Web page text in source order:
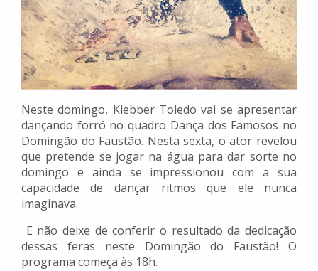
Neste domingo, Klebber Toledo vai se apresentar
dançando forró no quadro Dança dos Famosos no
Domingão do Faustão. Nesta sexta, o ator revelou
que pretende se jogar na água para dar sorte no
domingo e ainda se impressionou com a sua
capacidade de dançar ritmos que ele nunca
imaginava.
E não deixe de conferir o resultado da dedicação
dessas feras neste Domingão do Faustão! O
programa começa às 18h.